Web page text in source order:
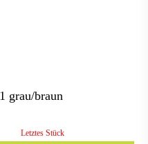
grau/braun
Letztes Stück